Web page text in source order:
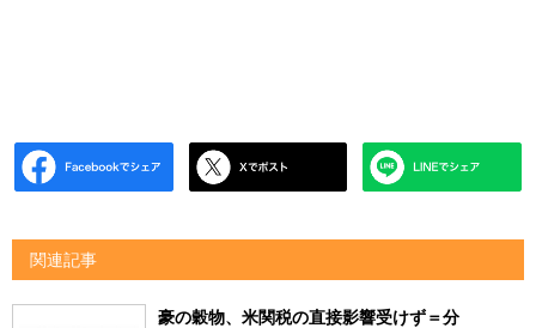
関連記事
豪の穀物、米関税の直接影響受けず＝分